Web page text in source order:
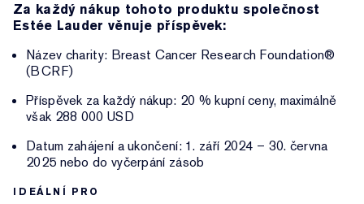
Za každý nákup tohoto produktu společnost
Estée Lauder věnuje příspěvek:
Název charity: Breast Cancer Research Foundation®
(BCRF)
Příspěvek za každý nákup: 20 % kupní ceny, maximálně
však 288 000 USD
Datum zahájení a ukončení: 1. září 2024 – 30. června
2025 nebo do vyčerpání zásob
IDEÁLNÍ PRO